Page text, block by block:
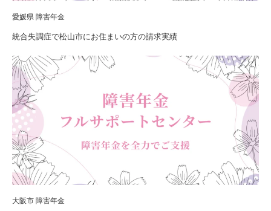
愛媛県 障害年金
統合失調症で松山市にお住まいの方の請求実績
大阪市 障害年金